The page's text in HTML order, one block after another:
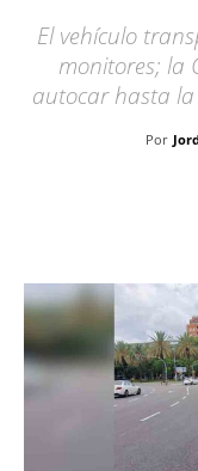
El vehículo
monitores; la
autocar hasta
Por